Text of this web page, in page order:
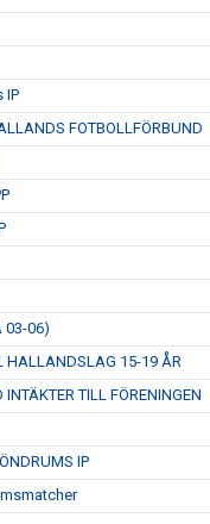
IP
FOTBOLLFÖRBUND
03-06)
HALLANDSLAG 15-19 ÅR
TILL FÖRENINGEN
IP